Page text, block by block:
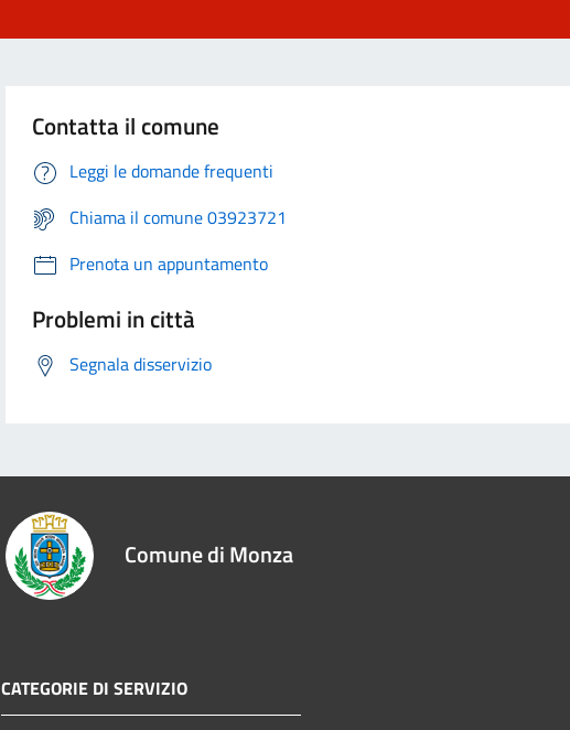
Contatta il comune
Leggi le domande frequenti
Chiama il comune 03923721
Prenota un appuntamento
Problemi in città
Segnala disservizio
Comune di Monza
CATEGORIE DI SERVIZIO